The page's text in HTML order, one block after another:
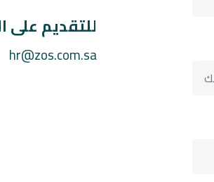
للتقديم على
hr@zos.com.sa